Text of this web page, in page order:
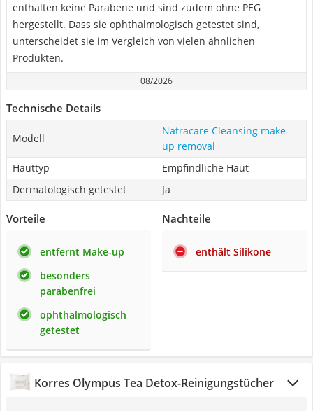
enthalten keine Parabene und sind zudem ohne PEG
hergestellt. Dass sie ophthalmologisch getestet sind,
unterscheidet sie im Vergleich von vielen ähnlichen
Produkten.
08/2026
Technische Details
Modell
Natracare Cleansing make-
up removal
Hauttyp
Empfindliche Haut
Dermatologisch getestet
Ja
Vorteile
entfernt Make-up
besonders
parabenfrei
ophthalmologisch
getestet
Nachteile
enthält Silikone
Korres Olympus Tea Detox-Reinigungstücher